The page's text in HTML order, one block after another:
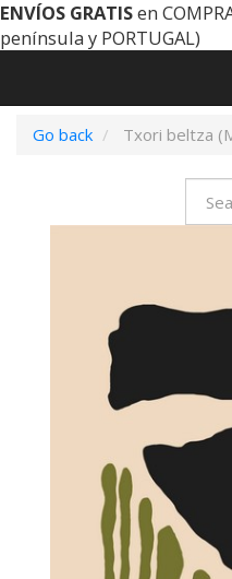
ENVÍOS GRATISen
península y PORTUGAL)
Go back
Txori beltza